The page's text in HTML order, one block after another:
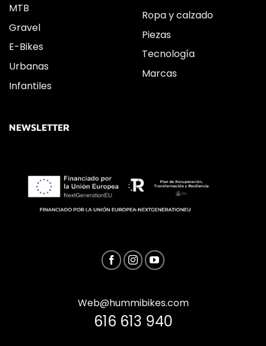
MTB
Gravel
E-Bikes
Urbanas
Infantiles
Ropa y calzado
Piezas
Tecnología
Marcas
NEWSLETTER
Web@hummibikes.com
616 613 940